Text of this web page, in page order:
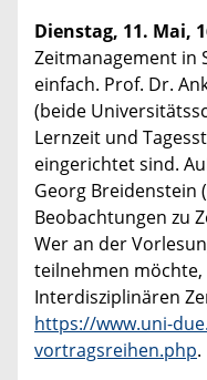
Dienstag, 11. Mai,
Zeitmanagement in
einfach. Prof. Dr.
(beide
Lernzeit und
eingerichtet sind.
Georg Breidenstein
Beobachtungen zu
Wer an der
teilnehmen
Interdisziplinären
https://www.uni-
vortragsreihen.php.